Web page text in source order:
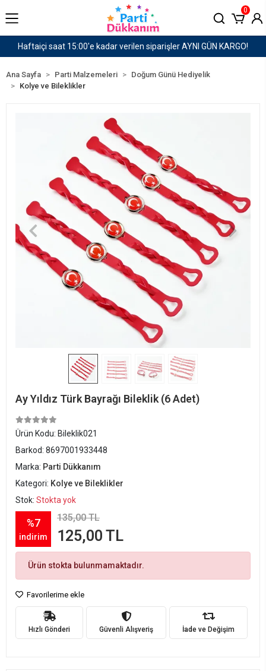
GÜN KARGO! 1500 TL ve Üzeri Kargo
0
Ana Sayfa Parti Malzemeleri
Doğum Günü Hediyelik
Kolye ve Bileklikler
Ay Yıldız Türk Bayrağı Bileklik (6 Adet)
Ürün Kodu: Bileklik021
Barkod: 8697001933448
Marka: Parti Dükkanım
Kategori: Kolye ve Bileklikler
Stok: Stokta yok
%7
indirim
135,00 TL
125,00 TL
Ürün stokta bulunmamaktadır.
Favorilerime ekle
Hızlı Gönderi Güvenli Alışveriş İade ve Değişim